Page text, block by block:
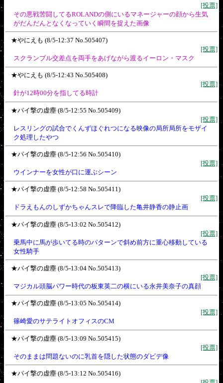
[投票]
その悪戦苦闘してるROLANDの側にいるマネージャーの顔から生気
がだんだんとなくなっていく瞬間を捉えた画像
★やにえも (8/5-12:37 No.505407)
[投票]
スクランブル交差点を両手をあげながら渡るイーロン・マスク
★やにえも (8/5-12:43 No.505408)
[投票]
針が12時00分を指してる時計
★パイ撃の虚塵 (8/5-12:55 No.505409)
[投票]
レスリングの試合でくんずほぐれつになる映像の局所局所をモザイ
ク処理したやつ
★パイ撃の虚塵 (8/5-12:56 No.505410)
[投票]
ウインナーを女性が口に運ぶシーン
★パイ撃の虚塵 (8/5-12:58 No.505411)
[投票]
ドラえもんのしずかちゃんスレで降臨した亀井静香の静止画
★パイ撃の虚塵 (8/5-13:02 No.505412)
[投票]
乗馬中に馬が歩いてる時のパターンで斜め前方に重心移動している
女性騎手
★パイ撃の虚塵 (8/5-13:04 No.505413)
[投票]
マジカル頭脳パワー時代の板東英二の横にいる永井美奈子の真顔
★パイ撃の虚塵 (8/5-13:05 No.505414)
[投票]
篠崎愛のサテライトオフィスのCM
★パイ撃の虚塵 (8/5-13:09 No.505415)
[投票]
そのままは問題ないのに乳首を隠した状態のダビデ像
★パイ撃の虚塵 (8/5-13:12 No.505416)